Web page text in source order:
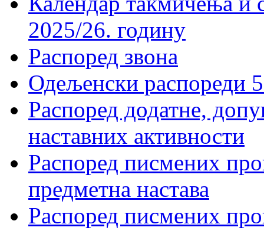
2025/26. годину
Распоред звона
Одељенски распореди
Распоред додатне,
наставних активности
Распоред писмених
предметна настава
Распоред писмених